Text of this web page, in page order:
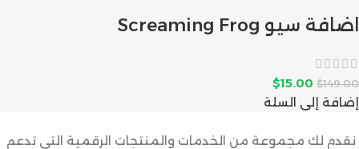
اضافة سيو Screaming Frog
$149.00
$15.00
إضافة إلى السلة
نقدم لك مجموعة من الخدمات والمنتجات الرقمية التي تدعم